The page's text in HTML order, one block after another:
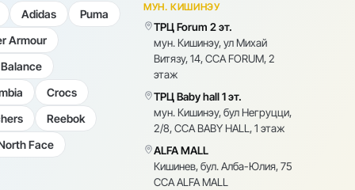
Adidas
Puma
Armour
Crocs
Reebok
Face
МУН. КИШИНЭУ
ТРЦ Forum 2 эт.
мун. Кишинэу, ул Михай
Витязу, 14, CCA FORUM, 2
этаж
ТРЦ Baby hall 1 эт.
мун. Кишинэу, бул Негруцци,
2/8, CCA BABY HALL, 1 этаж
ALFA MALL
Кишинев, бул. Алба-Юлия, 75
CCA ALFA MALL